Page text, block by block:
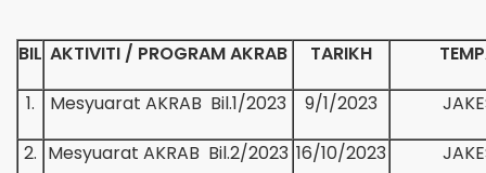
BIL AKTIVITI / PROGRAM AKRAB TARIKH
1.
Mesyuarat AKRAB Bil.1/2023 9/1/2023
2. Mesyuarat AKRAB Bil.2/2023 16/10/2023